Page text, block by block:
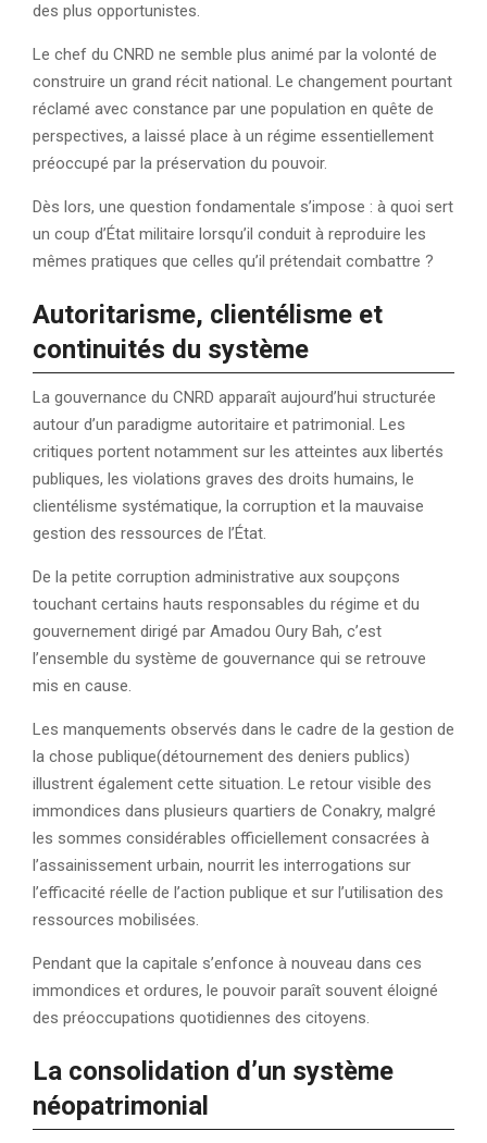
des plus opportunistes.
Le chef du CNRD ne semble plus animé par la volonté de
construire un grand récit national. Le changement pourtant
réclamé avec constance par une population en quête de
perspectives, a laissé place à un régime essentiellement
préoccupé par la préservation du pouvoir.
Dès lors, une question fondamentale s’impose : à quoi sert
un coup d’État militaire lorsqu’il conduit à reproduire les
mêmes pratiques que celles qu’il prétendait combattre ?
Autoritarisme, clientélisme et
continuités du système
La gouvernance du CNRD apparaît aujourd’hui structurée
autour d’un paradigme autoritaire et patrimonial. Les
critiques portent notamment sur les atteintes aux libertés
publiques, les violations graves des droits humains, le
clientélisme systématique, la corruption et la mauvaise
gestion des ressources de l’État.
De la petite corruption administrative aux soupçons
touchant certains hauts responsables du régime et du
gouvernement dirigé par Amadou Oury Bah, c’est
l’ensemble du système de gouvernance qui se retrouve
mis en cause.
Les manquements observés dans le cadre de la gestion de
la chose publique(détournement des deniers publics)
illustrent également cette situation. Le retour visible des
immondices dans plusieurs quartiers de Conakry, malgré
les sommes considérables officiellement consacrées à
l’assainissement urbain, nourrit les interrogations sur
l’efficacité réelle de l’action publique et sur l’utilisation des
ressources mobilisées.
Pendant que la capitale s’enfonce à nouveau dans ces
immondices et ordures, le pouvoir paraît souvent éloigné
des préoccupations quotidiennes des citoyens.
La consolidation d’un système
néopatrimonial